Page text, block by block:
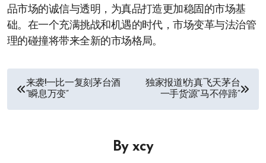
品市场的诚信与透明，为真品打造更加稳固的市场基
础。在一个充满挑战和机遇的时代，市场变革与法治管
理的碰撞将带来全新的市场格局。
文
章
来袭!一比一复刻茅台酒
“瞬息万变”
独家报道!仿真飞天茅台
一手货源“马不停蹄”
By xcy